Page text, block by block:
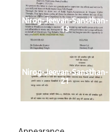
Nirog-Jeevan-Sansthan-
19
Nirog-Jeevan-Sansthan-
21